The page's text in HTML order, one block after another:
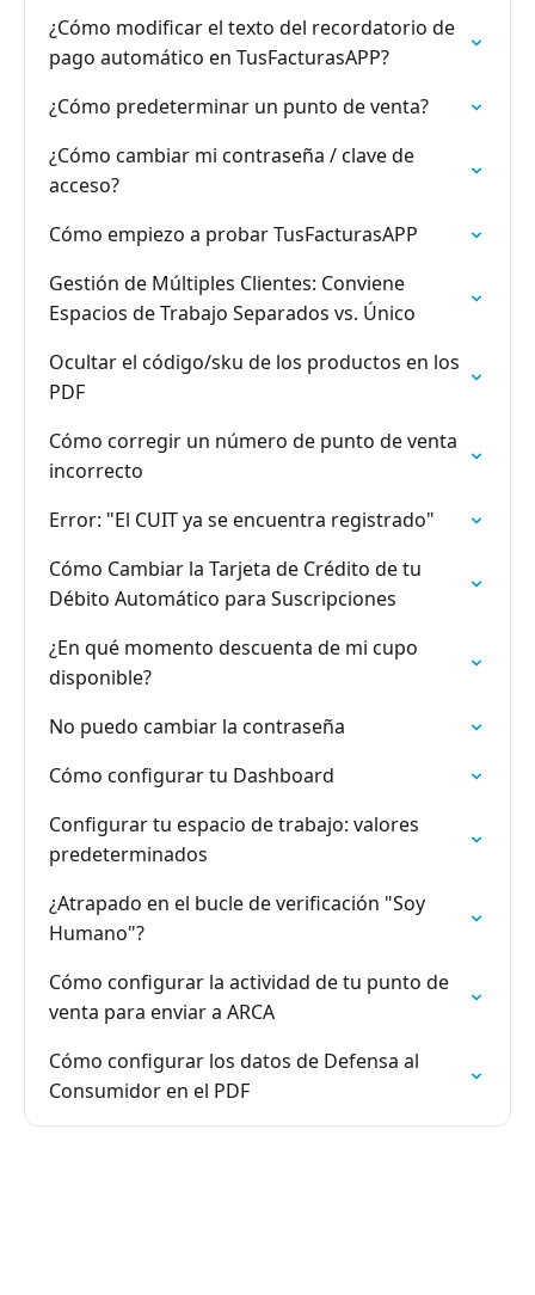
¿Cómo modificar el texto del recordatorio de
pago automático en TusFacturasAPP?
¿Cómo predeterminar un punto de venta?
¿Cómo cambiar mi contraseña / clave de
acceso?
Cómo empiezo a probar TusFacturasAPP
Gestión de Múltiples Clientes: Conviene
Espacios de Trabajo Separados vs. Único
Ocultar el código/sku de los productos en los
PDF
Cómo corregir un número de punto de venta
incorrecto
Error: "El CUIT ya se encuentra registrado"
Cómo Cambiar la Tarjeta de Crédito de tu
Débito Automático para Suscripciones
¿En qué momento descuenta de mi cupo
disponible?
No puedo cambiar la contraseña
Cómo configurar tu Dashboard
Configurar tu espacio de trabajo: valores
predeterminados
¿Atrapado en el bucle de verificación "Soy
Humano"?
Cómo configurar la actividad de tu punto de
venta para enviar a ARCA
Cómo configurar los datos de Defensa al
Consumidor en el PDF